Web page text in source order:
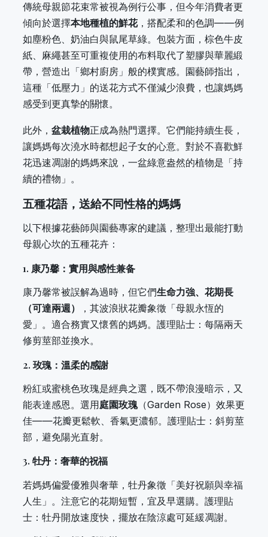
傳統母親節花束常被視為例行公事，但今年消費者更
傾向於選擇本地種植的鮮花，搭配柔和的色調——例
如塵粉色、奶油白與鼠尾草綠。包裝方面，棕色牛皮
紙、麻繩甚至可重複使用的布料取代了塑膠與華麗緞
帶，營造出「鄉村廚房」般的樸實感。園藝師指出，
這種「低壓力」的送花方式不僅減少浪費，也讓媽媽
感受到更真摯的關懷。
此外， 盆栽植物正成為熱門選擇。它們能持續生長，
讓媽媽每次澆水時都想起子女的心意。對於不喜歡鮮
花迅速凋謝的媽媽來說，一盆綠意盎然的植物是「持
續的禮物」。
五種花語，送給不同性格的媽媽
以下根據花藝師與園藝專家的建議，整理出最能打動
母親心坎的五種花卉：
1. 康乃馨：實用與感性兼备
康乃馨常被誤解為過時，但它們生命力強、花期長
（可達兩週）
，其波浪狀花瓣象徵「母親永恆的
愛」。適合務實又懷舊的媽媽。護理貼士：每隔兩天
修剪莖部並換水。
2. 玫瑰：溫柔的感謝
粉紅或蜜桃色玫瑰是經典之選，既不帶浪漫暗示，又
能表達感恩。選用庭園玫瑰（Garden Rose）效果更
佳——花瓣更鬆軟、香氣更濃郁。護理貼士：斜剪莖
部，避免陽光直射。
3. 牡丹：奢華的祝福
若媽媽偏愛優雅與奢華，牡丹象徵「美好祝願與幸福
人生」。注意它的花期短暫，宜及早選購。護理貼
士：牡丹開放速度快，擺放在陰涼處可延緩凋謝。